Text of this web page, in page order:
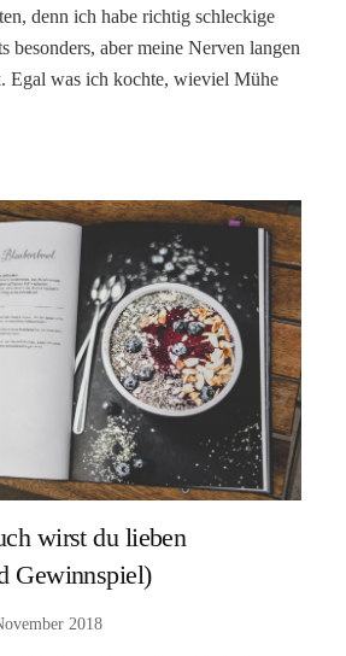
denn ich habe richtig schleckige
besonders, aber meine Nerven langen
Egal was ich kochte, wieviel Mühe
wirst du lieben
Gewinnspiel)
2018